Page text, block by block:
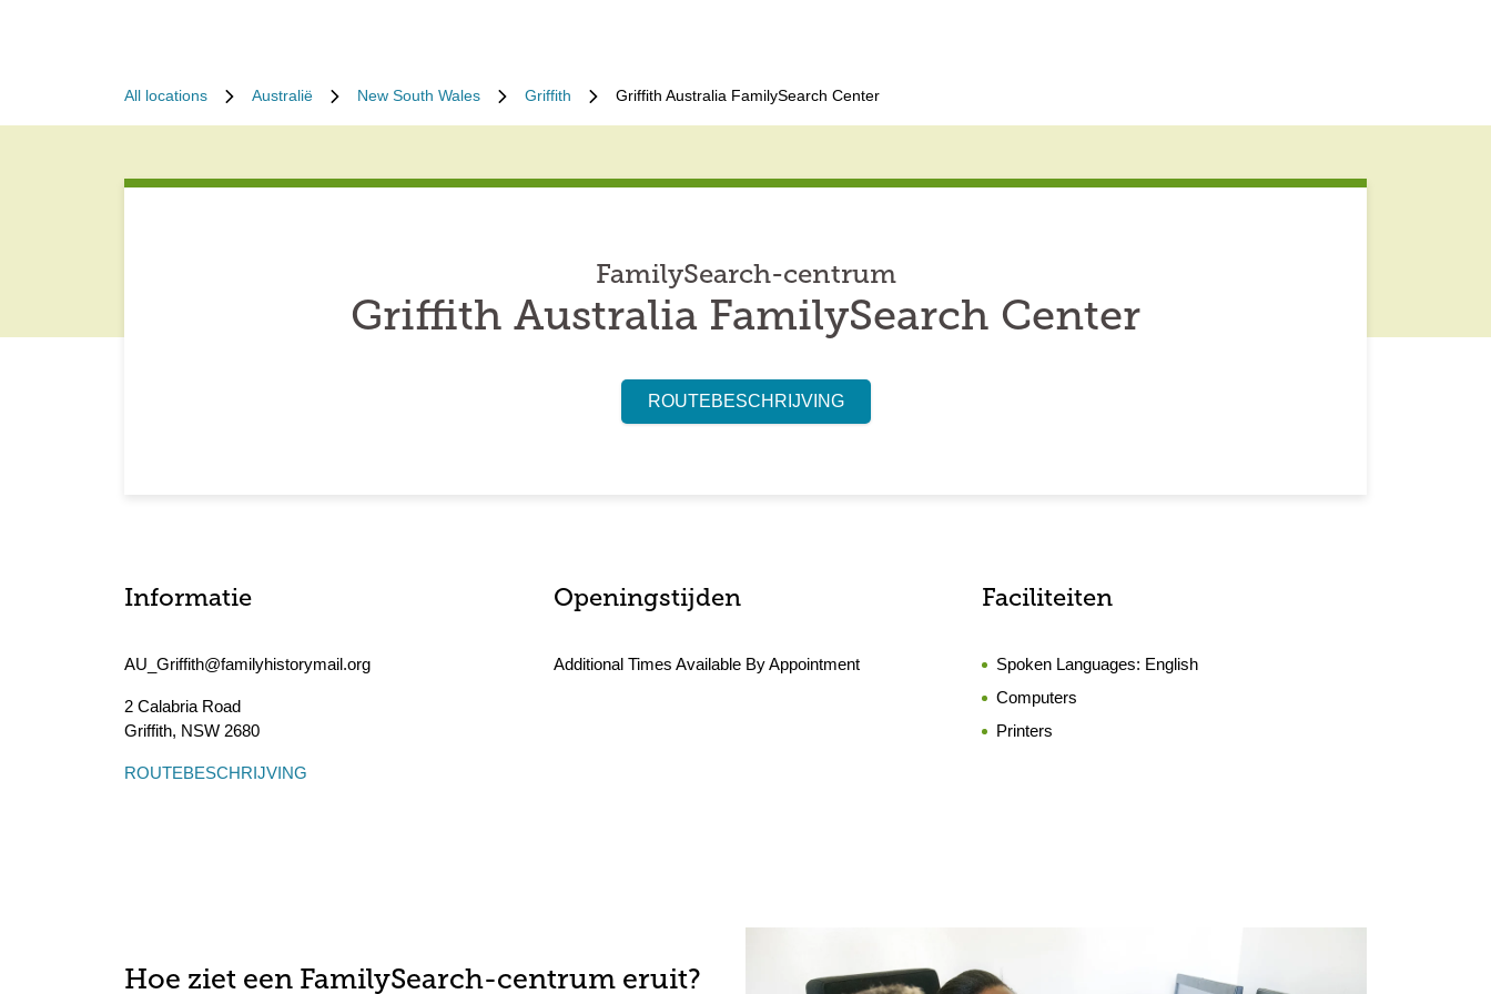
All locations Australië New South Wales Griffith Griffith Australia FamilySearch Center
FamilySearch-centrum
Griffith Australia FamilySearch Center
ROUTEBESCHRIJVING
Informatie
AU_Griffith@familyhistorymail.org
2 Calabria Road
Griffith, NSW 2680
ROUTEBESCHRIJVING
Openingstijden
Additional Times Available By Appointment
Faciliteiten
Spoken Languages: English
Computers
Printers
Hoe ziet een FamilySearch-centrum eruit?